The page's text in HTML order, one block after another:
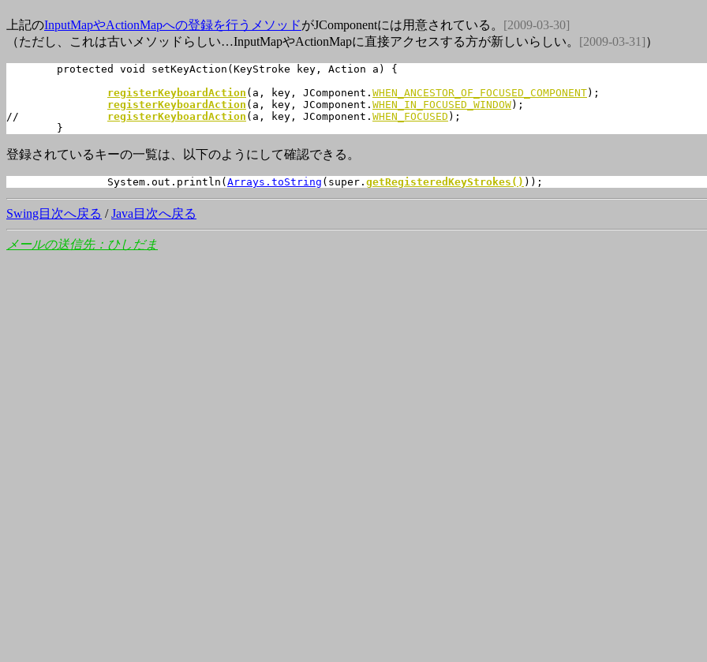
上記のInputMapやActionMapへの登録を行うメソッドがJComponentには用意されている。 [2009-03-30]
（ただし、これは古いメソッドらしい…InputMapやActionMapに直接アクセスする方が新しいらしい。 [2009-03-31]）
registerKeyboardAction (a, key, JComponent. WHEN_ANCESTOR_OF_FOCUSED_COMPONENT);
registerKeyboardAction (a, key, JComponent. WHEN_IN_FOCUSED_WINDOW);
registerKeyboardAction (a, key, JComponent. WHEN_FOCUSED );
	}
登録されているキーの一覧は、以下のようにして確認できる。
		System.out.println(
Arrays.toString (super. getRegisteredKeyStrokes() ));
Swing目次へ戻る /Java目次へ戻る
メールの送信先：ひしだま